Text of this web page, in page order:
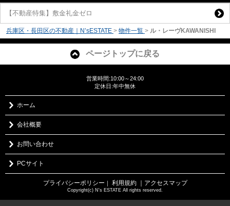
【不動産特集】敷金礼金ゼロ
兵庫区・長田区の不動産｜N’sESTATE > 物件一覧 > ル・レーヴKAWANISHI
ページトップに戻る
営業時間:10:00～24:00
定休日:年中無休
ホーム
会社概要
お問い合わせ
PCサイト
プライバシーポリシー 利用規約 ｜アクセスマップ
Copyright(c) N's ESTATE All rights reserved.